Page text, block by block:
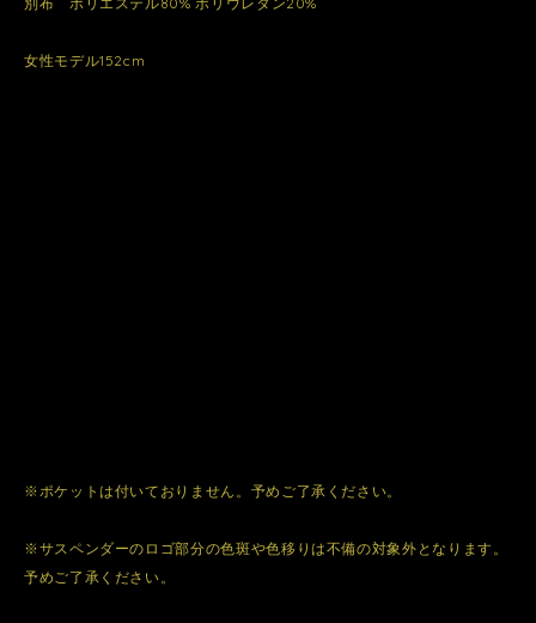
女性モデル152cm
※ポケットは付いておりません。予めご了承ください。
※サスペンダーのロゴ部分の色斑や色移りは不備の対象外となります。
予めご了承ください。